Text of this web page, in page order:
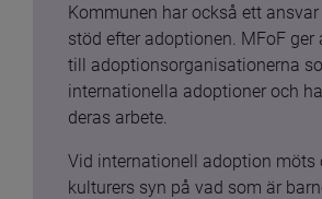
Kommunen har också ett
stöd efter adoptionen. MFoF
till adoptionsorganisationerna
internationella adoptioner och
deras arbete.
Vid internationell adoption möts
kulturers syn på vad som är